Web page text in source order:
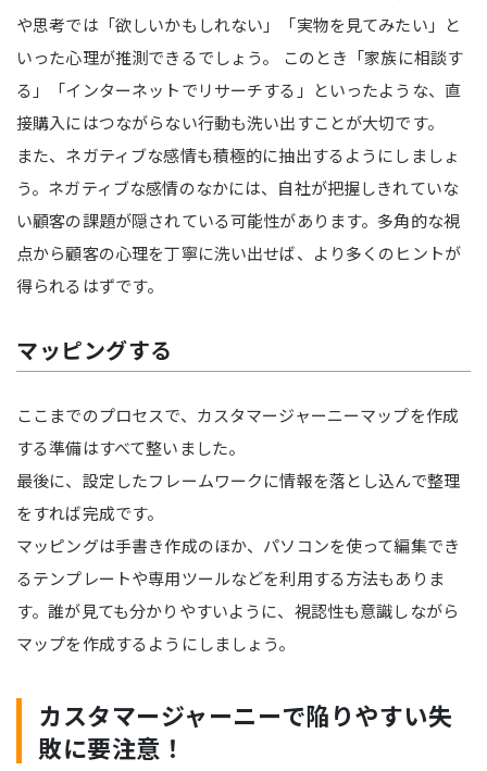
や思考では「欲しいかもしれない」「実物を見てみたい」と
いった心理が推測できるでしょう。 このとき「家族に相談す
る」「インターネットでリサーチする」といったような、直
接購入にはつながらない行動も洗い出すことが大切です。
また、ネガティブな感情も積極的に抽出するようにしましょ
う。ネガティブな感情のなかには、自社が把握しきれていな
い顧客の課題が隠されている可能性があります。多角的な視
点から顧客の心理を丁寧に洗い出せば、より多くのヒントが
得られるはずです。
マッピングする
ここまでのプロセスで、カスタマージャーニーマップを作成
する準備はすべて整いました。
最後に、設定したフレームワークに情報を落とし込んで整理
をすれば完成です。
マッピングは手書き作成のほか、パソコンを使って編集でき
るテンプレートや専用ツールなどを利用する方法もありま
す。誰が見ても分かりやすいように、視認性も意識しながら
マップを作成するようにしましょう。
カスタマージャーニーで陥りやすい失
敗に要注意！